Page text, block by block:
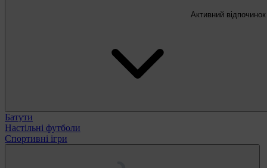
Активний відпочинок
Батути
Настільні футболи
Спортивні ігри